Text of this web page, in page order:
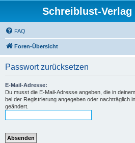
Schreiblust-Verlag
FAQ
Foren-Übersicht
Passwort zurücksetzen
E-Mail-Adresse:
Du musst die E-Mail-Adresse angeben, die in
bei der Registrierung angegeben oder nachträglich
geändert.